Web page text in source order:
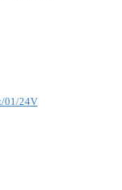
01/24V